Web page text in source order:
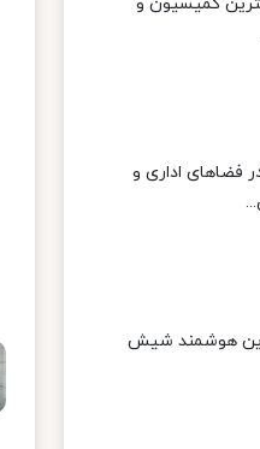
کمیسیون و
فضاهای اداری و
هوشمند شیش